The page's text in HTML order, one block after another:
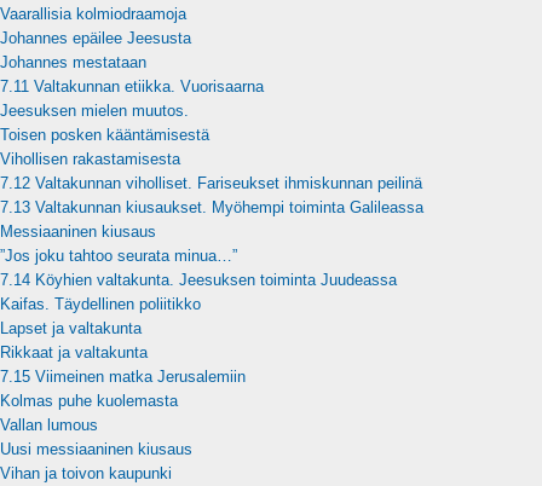
Vaarallisia kolmiodraamoja
Johannes epäilee Jeesusta
Johannes mestataan
7.11 Valtakunnan etiikka. Vuorisaarna
Jeesuksen mielen muutos.
Toisen posken kääntämisestä
Vihollisen rakastamisesta
7.12 Valtakunnan viholliset. Fariseukset ihmiskunnan peilinä
7.13 Valtakunnan kiusaukset. Myöhempi toiminta Galileassa
Messiaaninen kiusaus
”Jos joku tahtoo seurata minua…”
7.14 Köyhien valtakunta. Jeesuksen toiminta Juudeassa
Kaifas. Täydellinen poliitikko
Lapset ja valtakunta
Rikkaat ja valtakunta
7.15 Viimeinen matka Jerusalemiin
Kolmas puhe kuolemasta
Vallan lumous
Uusi messiaaninen kiusaus
Vihan ja toivon kaupunki